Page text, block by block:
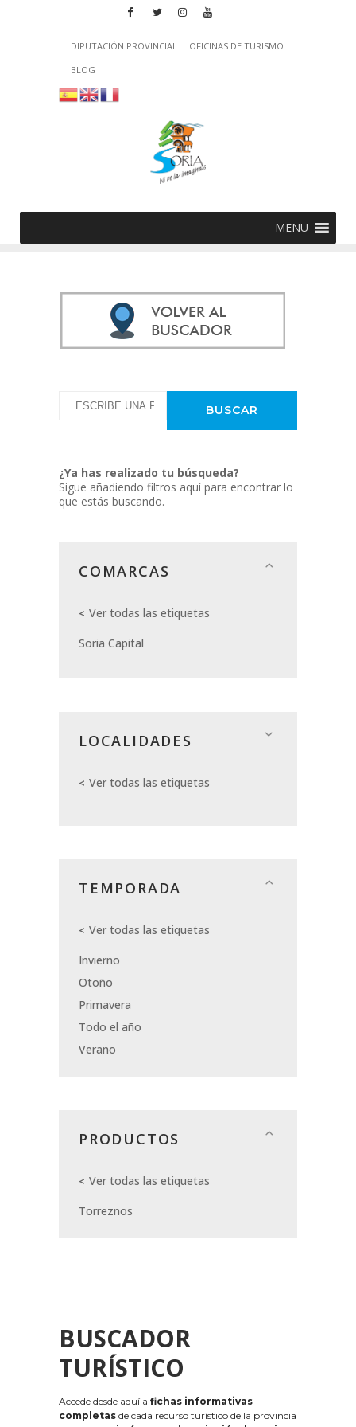
DIPUTACIÓN PROVINCIAL
OFICINAS DE TURISMO
BLOG
MENU
¿Ya has realizado tu búsqueda?
Sigue añadiendo filtros aquí para encontrar lo
que estás buscando.
COMARCAS
Ver todas las etiquetas
Soria Capital
LOCALIDADES
Ver todas las etiquetas
TEMPORADA
Ver todas las etiquetas
Invierno
Otoño
Primavera
Todo el año
Verano
PRODUCTOS
Ver todas las etiquetas
Torreznos
BUSCADOR
TURÍSTICO
Accede desde aquí a fichas informativas
completas de cada recurso turístico de la provincia